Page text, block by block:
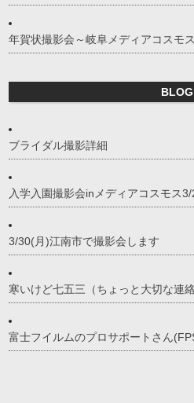
年賀状撮影会～岐阜メディアコスモ
BLOG
ブライダル撮影詳細
入学入園撮影会inメディアコスモス
3/30(月)江南市で撮影会します
寒いけど七五三（ちょっと大切な連絡
富士フイルムのプロサポートさん